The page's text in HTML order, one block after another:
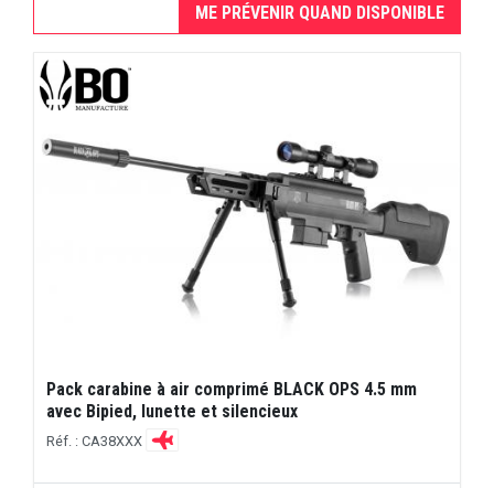
ME PRÉVENIR QUAND DISPONIBLE
Pack carabine à air comprimé BLACK OPS 4.5 mm
avec Bipied, lunette et silencieux
Réf. : CA38XXX